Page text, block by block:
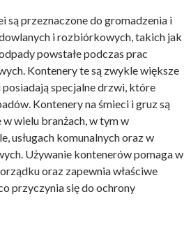
są przeznaczone do gromadzenia i
i rozbiórkowych, takich jak
powstałe podczas prac
Kontenery te są zwykle większe
specjalne drzwi, które
Kontenery na śmieci i gruz są
wielu branżach, w tym w
usługach komunalnych oraz w
Używanie kontenerów pomaga w
oraz zapewnia właściwe
przyczynia się do ochrony